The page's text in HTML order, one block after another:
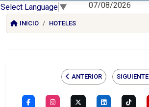
Select Language ▼ 07/08/2026
INICIO HOTELES
ANTERIOR SIGUIENTE